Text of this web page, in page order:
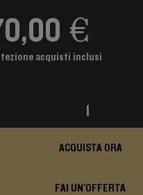
€
acquisti inclusi
ACQUISTA ORA
FAI UN'OFFERTA